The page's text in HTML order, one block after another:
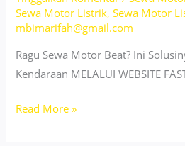
Ribu,
Jam!
Sewa Motor Listrik,Sewa Motor
mbimarifah@gmail.com
Ragu Sewa Motor Beat? Ini
Kendaraan MELALUI WEBSITE
Sewa
Read More »